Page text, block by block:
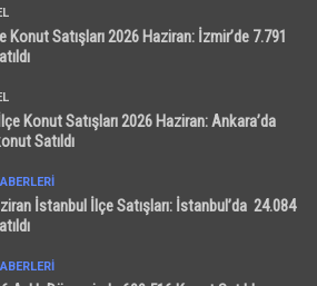
Konut Satışları 2026 Haziran: İzmir’de 7.791
Konut Satışları 2026 Haziran: Ankara’da
Satıldı
İstanbul İlçe Satışları: İstanbul’da 24.084